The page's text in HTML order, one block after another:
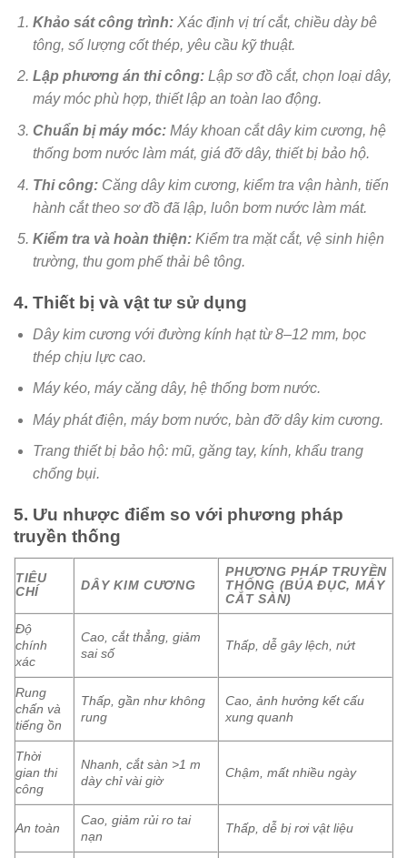
Khảo sát công trình:Xác định vị trí cắt, chiều dày bê
tông, số lượng cốt thép, yêu cầu kỹ thuật.
Lập phương án thi công:Lập sơ đồ cắt, chọn loại dây,
máy móc phù hợp, thiết lập an toàn lao động.
Chuẩn bị máy móc:Máy khoan cắt dây kim cương, hệ
thống bơm nước làm mát, giá đỡ dây, thiết bị bảo hộ.
Thi công:Căng dây kim cương, kiểm tra vận hành, tiến
hành cắt theo sơ đồ đã lập, luôn bơm nước làm mát.
Kiểm tra và hoàn thiện:Kiểm tra mặt cắt, vệ sinh hiện
trường, thu gom phế thải bê tông.
4. Thiết bị và vật tư sử dụng
Dây kim cương với đường kính hạt từ 8–12 mm, bọc
thép chịu lực cao.
Máy kéo, máy căng dây, hệ thống bơm nước.
Máy phát điện, máy bơm nước, bàn đỡ dây kim cương.
Trang thiết bị bảo hộ: mũ, găng tay, kính, khẩu trang
chống bụi.
5. Ưu nhược điểm so với phương pháp
truyền thống
TIÊU
CHÍ
DÂY KIM CƯƠNG
PHƯƠNG PHÁP TRUYỀN
THỐNG (BÚA ĐỤC, MÁY
CẮT SÀN)
Độ
chính
xác
Cao, cắt thẳng, giảm
sai số
Thấp, dễ gây lệch, nứt
Rung
chấn và
tiếng ồn
Thấp, gần như không
rung
Cao, ảnh hưởng kết cấu
xung quanh
Thời
gian thi
công
Nhanh, cắt sàn >1 m
dày chỉ vài giờ
Chậm, mất nhiều ngày
An toàn
Cao, giảm rủi ro tai
nạn
Thấp, dễ bị rơi vật liệu